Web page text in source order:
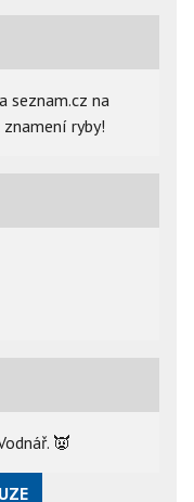
seznam.cz na
ryby!
👿